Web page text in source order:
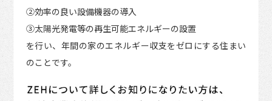
②効率の良い設備機器の導入
③太陽光発電等の再生可能エネルギーの設置
を行い、年間の家のエネルギー収支をゼロにする住まい
のことです。